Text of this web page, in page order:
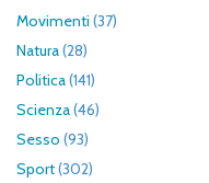
Movimenti (37)
Natura(28)
Politica(141)
Scienza(46)
Sesso (93)
Sport(302)